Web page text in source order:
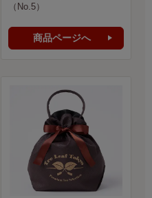
（No.5）
商品ページへ